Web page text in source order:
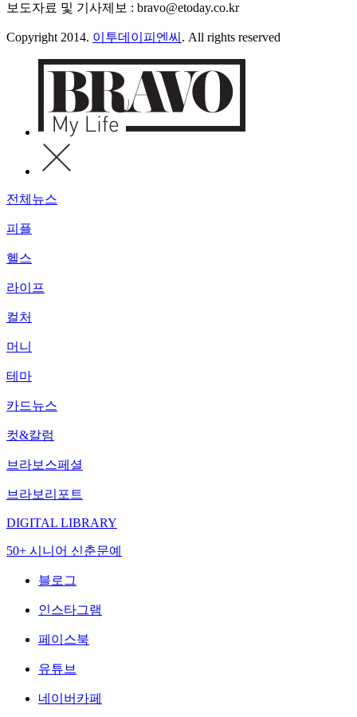
보도자료 및 기사제보 : bravo@etoday.co.kr
Copyright 2014. 이투데이피엔씨 . All rights reserved
전체뉴스
피플
헬스
라이프
컬처
머니
테마
카드뉴스
컷&칼럼
브라보스페셜
브라보리포트
DIGITAL LIBRARY
50+ 시니어 신춘문예
블로그
인스타그램
페이스북
유튜브
네이버카페